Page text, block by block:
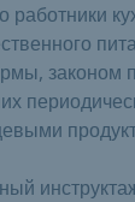
работники
законом